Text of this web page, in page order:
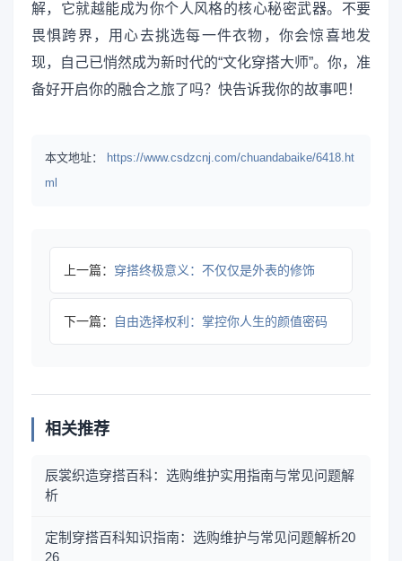
解，它就越能成为你个人风格的核心秘密武器。不要
畏惧跨界，用心去挑选每一件衣物，你会惊喜地发
现，自己已悄然成为新时代的“文化穿搭大师”。你，准
备好开启你的融合之旅了吗？快告诉我你的故事吧！
本文地址：
https://www.csdzcnj.com/chuandabaike/6418.ht
ml
上一篇： 穿搭终极意义：不仅仅是外表的修饰
下一篇： 自由选择权利：掌控你人生的颜值密码
相关推荐
辰裳织造穿搭百科：选购维护实用指南与常见问题解
析
定制穿搭百科知识指南：选购维护与常见问题解析20
26